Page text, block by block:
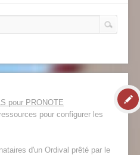
pour PRONOTE
pour configurer les
d'un Ordival prêté par le